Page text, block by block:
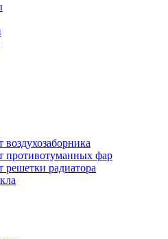
противотуманных фар
решетки радиатора